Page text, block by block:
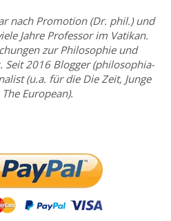
nach Promotion (Dr. phil.) und
Jahre Professor im Vatikan.
zur Philosophie und
Seit 2016 Blogger (philosophia-
(u.a. für die Die Zeit, Junge
European).